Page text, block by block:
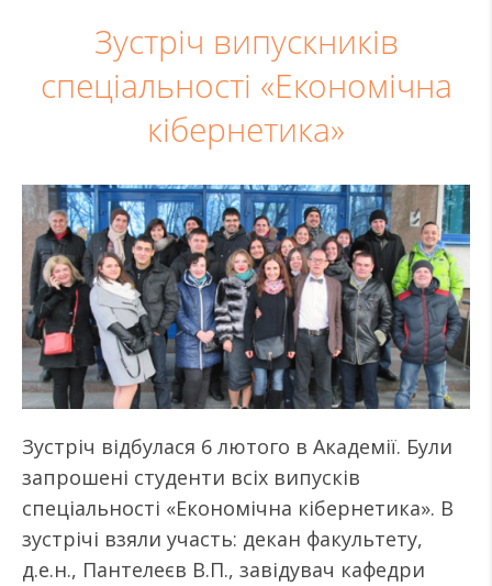
Зустріч випускників
спеціальності «Економічна
кібернетика»
Зустріч відбулася 6 лютого в Академії. Були
запрошені студенти всіх випусків
спеціальності «Економічна кібернетика». В
зустрічі взяли участь: декан факультету,
д.е.н., Пантелеєв В.П., завідувач кафедри